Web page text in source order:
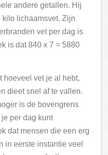
andere getallen. Hij
kilo lichaamsvet. Zijn
vet per dag is
is dat 840 x 7 = 5880
hoeveel vet je al hebt,
dieet snel af te vallen.
is de bovengrens
per dag kunt
dat mensen die een erg
in eerste instantie veel